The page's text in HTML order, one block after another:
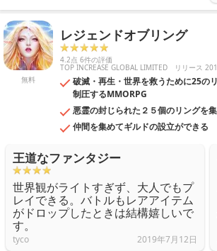
無料
レジェンドオブリング
4.2点 6件の評価
TOP INCREASE GLOBAL LIMITED リリース
破滅・再生・世界を救うために25の
制圧するMMORPG
悪霊の封じられた２５個のリングを
仲間を集めてギルドの設立ができる
王道なファンタジー
世界観がライトすぎず、大人でもプ
レイできる。バトルもレアアイテム
がドロップしたときは結構嬉しいで
す。
tyco 2019年7月12日